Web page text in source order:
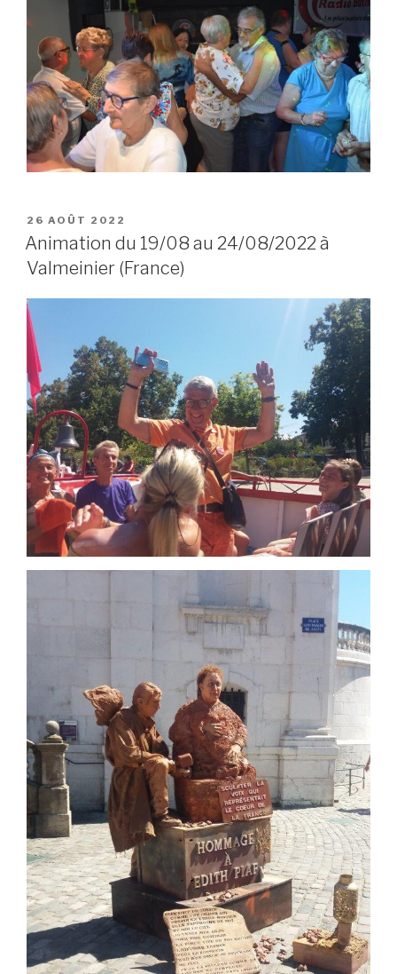
POSTED
ON
26 AOÛT 2022
Animation du 19/08 au 24/08/2022 à
Valmeinier (France)